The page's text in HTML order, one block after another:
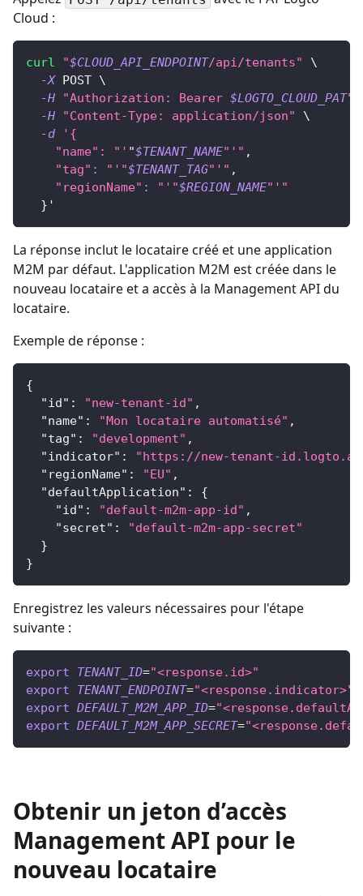
Cloud :
curl "$CLOUD_API_ENDPOINT/api/tenants"
\
-X POST \
-H
"Authorization: Bearer $LOGTO_CLOUD_PAT"
-H
"Content-Type: application/json"
\
-d
'{
    "name": "'
"$TENANT_NAME"'" ,
"tag" : "'"$TENANT_TAG"'" ,
"regionName" : "'"$REGION_NAME"'"
} '
La réponse inclut le locataire créé et une application
M2M par défaut. L'application M2M est créée dans le
nouveau locataire et a accès à la Management API du
locataire.
Exemple de réponse :
{
"id" : "new-tenant-id" ,
"name" : "Mon locataire automatisé" ,
"tag" : "development" ,
"indicator" :
"https://new-tenant-
"regionName" : "EU" ,
"defaultApplication" :
{
"id" : "default-m2m-app-id" ,
"secret" :
"default-m2m-app-secret"
}
}
Enregistrez les valeurs nécessaires pour l'étape
suivante :
export TENANT_ID="<response.id>"
export
TENANT_ENDPOINT="<response.indicator>"
export DEFAULT_M2M_APP_ID=
export DEFAULT_M2M_APP_SECRET=
Obtenir un jeton d’accès
Management API pour le
nouveau locataire